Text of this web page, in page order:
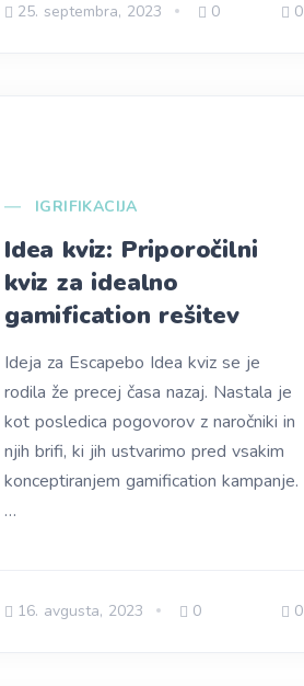
25. septembra, 2023 0 0
IGRIFIKACIJA
Idea kviz: Priporočilni
kviz za idealno
gamification rešitev
Ideja za Escapebo Idea kviz se je
rodila že precej časa nazaj. Nastala je
kot posledica pogovorov z naročniki in
njih brifi, ki jih ustvarimo pred vsakim
konceptiranjem gamification kampanje.
…
16. avgusta, 2023 0 0